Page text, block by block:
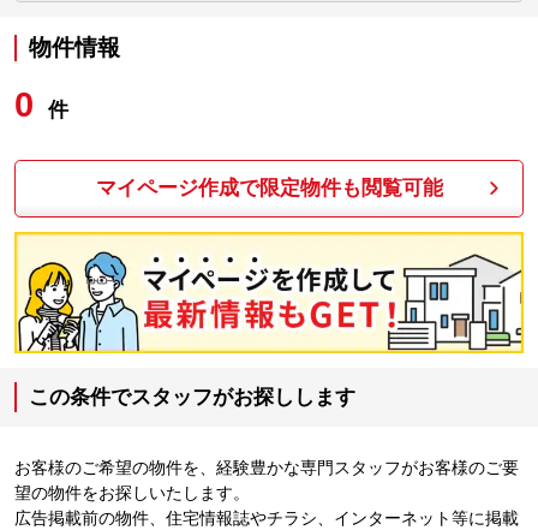
物件情報
0 件
マイページ作成で限定物件も閲覧可能
この条件でスタッフがお探しします
お客様のご希望の物件を、経験豊かな専門スタッフがお客様のご要
望の物件をお探しいたします。
広告掲載前の物件、住宅情報誌やチラシ、インターネット等に掲載